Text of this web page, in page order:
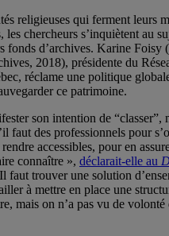
religieuses qui ferment leurs
les chercheurs s’inquiètent au
fonds d’archives. Karine Foisy
2018), présidente du
réclame une politique
ce patrimoine.
son intention de “classer”,
faut des professionnels pour
accessibles, pour en
connaître », déclarait-elle au
faut trouver une solution
à mettre en place une
mais on n’a pas vu de volonté